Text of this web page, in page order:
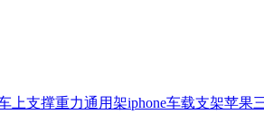
支撑重力通用架iphone车载支架苹果